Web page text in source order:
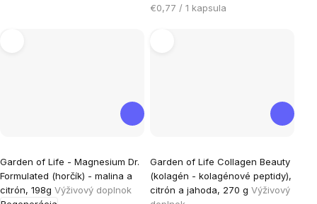
hviezdičiek.
Jednotková
€0,77 / 1 kapsula
Garden of Life - Magnesium Dr.
Formulated (horčík) - malina a
citrón, 198g Výživový doplnok
Garden of Life Collagen Beauty
(kolagén - kolagénové peptidy),
citrón a jahoda, 270 g Výživový